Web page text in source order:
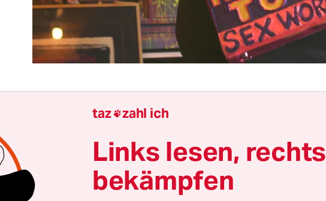
übt die Union Druck auf das Familienministerium
und fordert, das im Koalitionsvertrag angekündigte neue
zügig umzusetzen. Es wird zur Eile
„das Leid der Frauen in der Prostitution nicht länger
sei. Weshalb die seit 2005 durchgängig regierende Union
taz zahl ich
Links lesen, rechts
bekämpfen